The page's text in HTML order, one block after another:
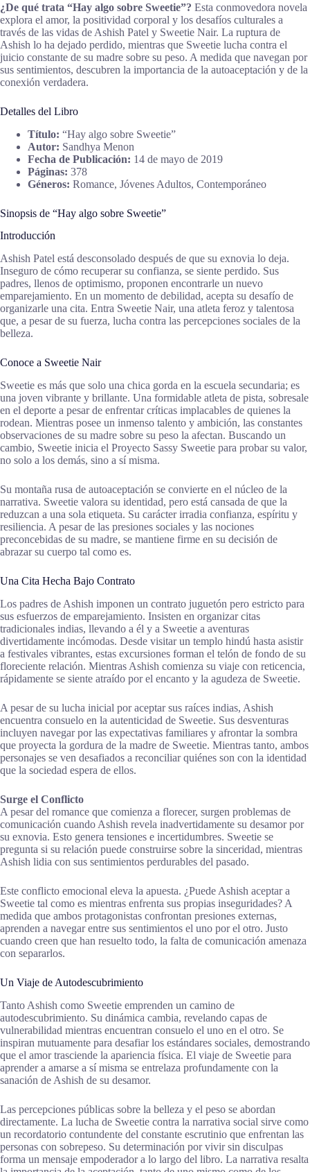
¿De qué trata “Hay algo sobre Sweetie”? Esta conmovedora novela
explora el amor, la positividad corporal y los desafíos culturales a
través de las vidas de Ashish Patel y Sweetie Nair. La ruptura de
Ashish lo ha dejado perdido, mientras que Sweetie lucha contra el
juicio constante de su madre sobre su peso. A medida que navegan por
sus sentimientos, descubren la importancia de la autoaceptación y de la
conexión verdadera.
Detalles del Libro
Título: “Hay algo sobre Sweetie”
Autor: Sandhya Menon
Fecha de Publicación: 14 de mayo de 2019
Páginas: 378
Géneros: Romance, Jóvenes Adultos, Contemporáneo
Sinopsis de “Hay algo sobre Sweetie”
Introducción
Ashish Patel está desconsolado después de que su exnovia lo deja.
Inseguro de cómo recuperar su confianza, se siente perdido. Sus
padres, llenos de optimismo, proponen encontrarle un nuevo
emparejamiento. En un momento de debilidad, acepta su desafío de
organizarle una cita. Entra Sweetie Nair, una atleta feroz y talentosa
que, a pesar de su fuerza, lucha contra las percepciones sociales de la
belleza.
Conoce a Sweetie Nair
Sweetie es más que solo una chica gorda en la escuela secundaria; es
una joven vibrante y brillante. Una formidable atleta de pista, sobresale
en el deporte a pesar de enfrentar críticas implacables de quienes la
rodean. Mientras posee un inmenso talento y ambición, las constantes
observaciones de su madre sobre su peso la afectan. Buscando un
cambio, Sweetie inicia el Proyecto Sassy Sweetie para probar su valor,
no solo a los demás, sino a sí misma.
Su montaña rusa de autoaceptación se convierte en el núcleo de la
narrativa. Sweetie valora su identidad, pero está cansada de que la
reduzcan a una sola etiqueta. Su carácter irradia confianza, espíritu y
resiliencia. A pesar de las presiones sociales y las nociones
preconcebidas de su madre, se mantiene firme en su decisión de
abrazar su cuerpo tal como es.
Una Cita Hecha Bajo Contrato
Los padres de Ashish imponen un contrato juguetón pero estricto para
sus esfuerzos de emparejamiento. Insisten en organizar citas
tradicionales indias, llevando a él y a Sweetie a aventuras
divertidamente incómodas. Desde visitar un templo hindú hasta asistir
a festivales vibrantes, estas excursiones forman el telón de fondo de su
floreciente relación. Mientras Ashish comienza su viaje con reticencia,
rápidamente se siente atraído por el encanto y la agudeza de Sweetie.
A pesar de su lucha inicial por aceptar sus raíces indias, Ashish
encuentra consuelo en la autenticidad de Sweetie. Sus desventuras
incluyen navegar por las expectativas familiares y afrontar la sombra
que proyecta la gordura de la madre de Sweetie. Mientras tanto, ambos
personajes se ven desafiados a reconciliar quiénes son con la identidad
que la sociedad espera de ellos.
Surge el Conflicto
A pesar del romance que comienza a florecer, surgen problemas de
comunicación cuando Ashish revela inadvertidamente su desamor por
su exnovia. Esto genera tensiones e incertidumbres. Sweetie se
pregunta si su relación puede construirse sobre la sinceridad, mientras
Ashish lidia con sus sentimientos perdurables del pasado.
Este conflicto emocional eleva la apuesta. ¿Puede Ashish aceptar a
Sweetie tal como es mientras enfrenta sus propias inseguridades? A
medida que ambos protagonistas confrontan presiones externas,
aprenden a navegar entre sus sentimientos el uno por el otro. Justo
cuando creen que han resuelto todo, la falta de comunicación amenaza
con separarlos.
Un Viaje de Autodescubrimiento
Tanto Ashish como Sweetie emprenden un camino de
autodescubrimiento. Su dinámica cambia, revelando capas de
vulnerabilidad mientras encuentran consuelo el uno en el otro. Se
inspiran mutuamente para desafiar los estándares sociales, demostrando
que el amor trasciende la apariencia física. El viaje de Sweetie para
aprender a amarse a sí misma se entrelaza profundamente con la
sanación de Ashish de su desamor.
Las percepciones públicas sobre la belleza y el peso se abordan
directamente. La lucha de Sweetie contra la narrativa social sirve como
un recordatorio contundente del constante escrutinio que enfrentan las
personas con sobrepeso. Su determinación por vivir sin disculpas
forma un mensaje empoderador a lo largo del libro. La narrativa resalta